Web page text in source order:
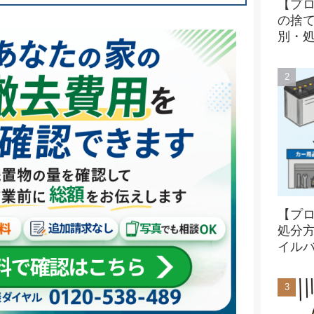
【プ
の捨
別・
【プ
処分
イル